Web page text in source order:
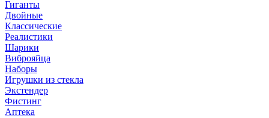
Гиганты
Двойные
Классические
Реалистики
Шарики
Виброяйца
Наборы
Игрушки из стекла
Экстендер
Фистинг
Аптека